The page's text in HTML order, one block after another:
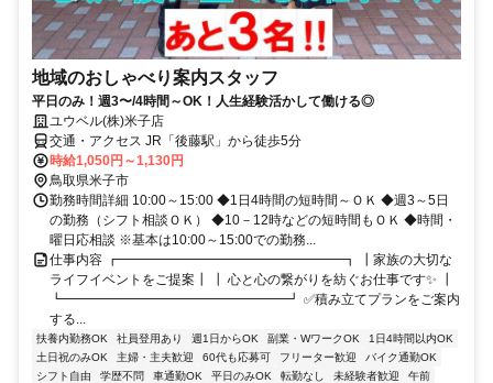
地域のおしゃべり案内スタッフ
平日のみ！週3〜/4時間～OK！人生経験活かして働ける◎
ユウベル(株)米子店
交通・アクセス JR「後藤駅」から徒歩5分
時給1,050円～1,130円
鳥取県米子市
勤務時間詳細 10:00～15:00 ◆1日4時間の短時間～ＯＫ ◆週3～5日
の勤務（シフト相談ＯＫ） ◆10－12時などの短時間もＯＫ ◆時間・
曜日応相談 ※基本は10:00～15:00での勤務...
仕事内容 ┏━━━━━━━━━━━━━━━━━┓ ┃家族の大切な
ライフイベントをご提案┃ ┃ 心と心の繋がりを紡ぐお仕事です✨ ┃
┗━━━━━━━━━━━━━━━━━┛ ✅積み立てプランをご案内
する...
扶養内勤務OK 社員登用あり 週1日からOK 副業・WワークOK
1日4時間以内OK
土日祝のみOK
主婦・主夫歓迎 60代も応募可 フリーター歓迎
バイク通勤OK
シフト自由
学歴不問 車通勤OK 平日のみOK 転勤なし 未経験者歓迎
午前